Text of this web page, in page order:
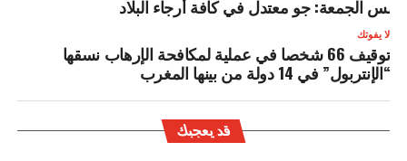
الجمعة: جو معتدل في كافة أرجاء البلاد
لا يفوتك
توقيف 66 شخصا في عملية لمكافحة الإرهاب نسقها
“الإنتربول” في 14 دولة من بينها المغرب
قد يعجبك